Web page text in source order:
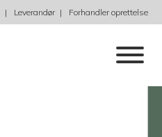
Leverandør Forhandler oprettelse